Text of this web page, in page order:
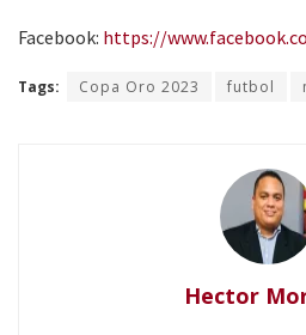
Facebook: https://
Tags: Copa Oro 2023 futbol
Hector